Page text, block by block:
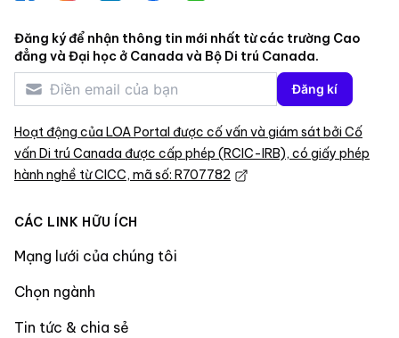
Đăng ký để nhận thông tin mới nhất từ các trường Cao
đẳng và Đại học ở Canada và Bộ Di trú Canada.
Đăng kí
Hoạt động của LOA Portal được cố vấn và giám sát bởi Cố
vấn Di trú Canada được cấp phép (RCIC-IRB), có giấy phép
hành nghề từ CICC, mã số: R707782
CÁC LINK HỮU ÍCH
Mạng lưới của chúng tôi
Chọn ngành
Tin tức & chia sẻ